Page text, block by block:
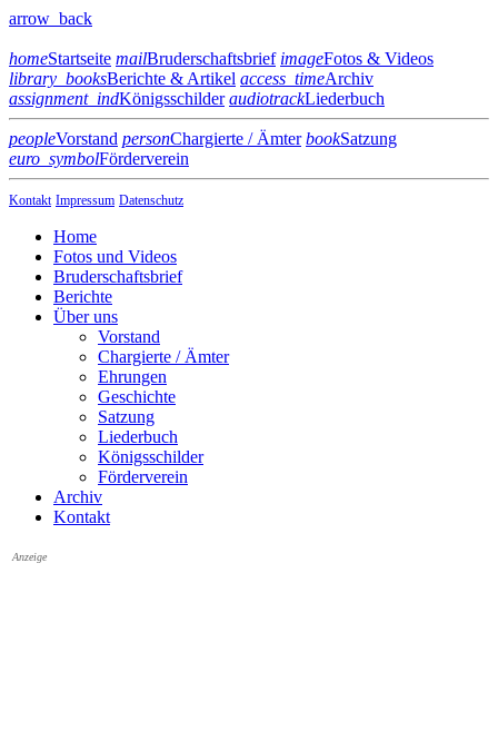
arrow_back
homeStartseite mailBruderschaftsbrief imageFotos & Videos
library_booksBerichte & Artikel access_timeArchiv
assignment_indKönigsschilder audiotrackLiederbuch
peopleVorstand personChargierte / Ämter bookSatzung
euro_symbolFörderverein
Kontakt Impressum Datenschutz
Home
Fotos und Videos
Bruderschaftsbrief
Berichte
Über uns
Vorstand
Chargierte / Ämter
Ehrungen
Geschichte
Satzung
Liederbuch
Königsschilder
Förderverein
Archiv
Kontakt
Anzeige